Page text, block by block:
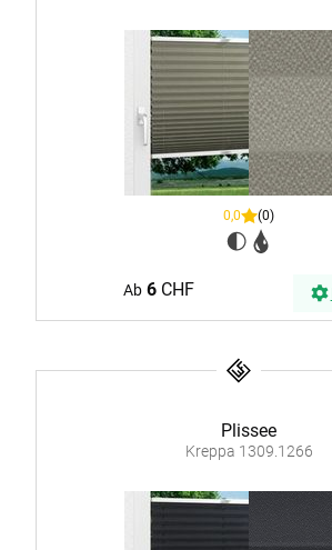
0,0 (0)
Ab 6CHF
Plissee
Kreppa 1309.1266